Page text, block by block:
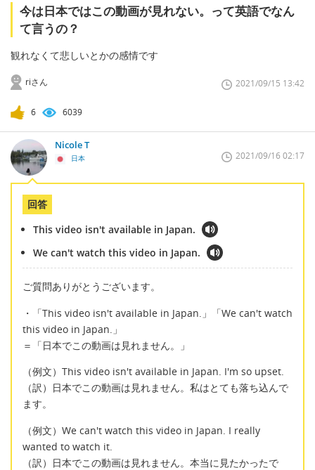
今は日本ではこの動画が見れない。って英語でなん
て言うの？
観れなくて悲しいとかの感情です
riさん 2021/09/15 13:42
6 6039
Nicole T
日本 2021/09/16 02:17
回答
This video isn't available in Japan.
We can't watch this video in Japan.
ご質問ありがとうございます。
・「This video isn't available in Japan.」「We can't watch
this video in Japan.」
＝「日本でこの動画は見れません。」
（例文）This video isn't available in Japan. I'm so upset.
（訳）日本でこの動画は見れません。私はとても落ち込んで
ます。
（例文）We can't watch this video in Japan. I really
wanted to watch it.
（訳）日本でこの動画は見れません。本当に見たかったで